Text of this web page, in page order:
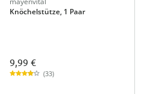
Knöchelstütze, 1 Paar
9,99 €
(33)